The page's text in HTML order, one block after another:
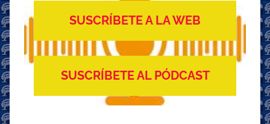
SUSCRÍBETE A LA WEB
SUSCRÍBETE AL PÓDCAST